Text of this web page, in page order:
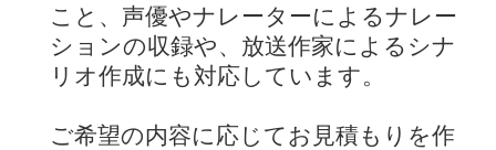
こと、声優やナレーターによるナレー
ションの収録や、放送作家によるシナ
リオ作成にも対応しています。
ご希望の内容に応じてお見積もりを作